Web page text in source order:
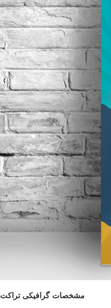
مشخصات گرافیکی تراکت